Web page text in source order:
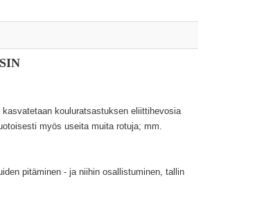
kouluratsastuksen eliittihevosia
myös useita muita rotuja; mm.
pitäminen - ja niihin osallistuminen, tallin